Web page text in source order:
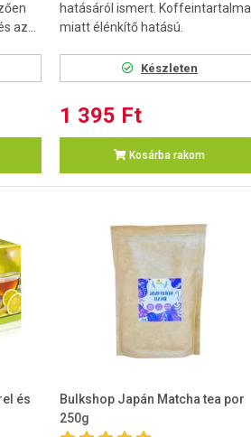
az...
hatásáról ismert. Koffeintartalma
miatt élénkítő hatású.
Készleten
1 395 Ft
Kosárba rakom
és
Bulkshop Japán Matcha tea por
250g